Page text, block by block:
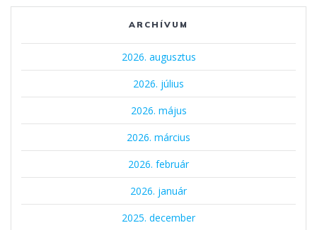
ARCHÍVUM
2026. augusztus
2026. július
2026. május
2026. március
2026. február
2026. január
2025. december